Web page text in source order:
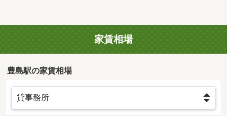
家賃相場
豊島駅の家賃相場